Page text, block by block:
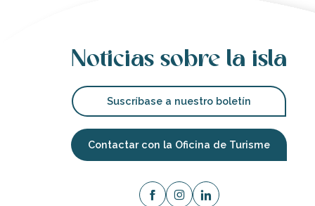
Noticias sobre la isla
Suscríbase a nuestro boletín
Contactar con la Oficina de Turisme